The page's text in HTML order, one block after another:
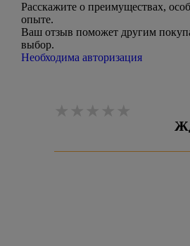
Расскажите о преимуществах,
опыте.
Ваш отзыв поможет другим
выбор.
Необходима авторизация